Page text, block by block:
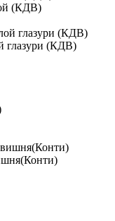
(КДВ)
глазури (КДВ)